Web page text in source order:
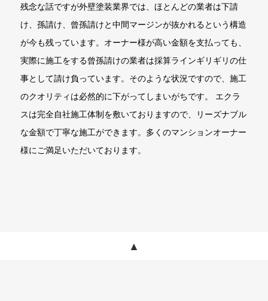
残念な話ですが外壁塗装業界では、ほとんどの業者は下請
け、孫請け、曾孫請けと中間マージンが抜かれるという構造
が今も残っています。オーナー様が高い金額を支払っても、
実際に施工をする曾孫請けの業者は採算ラインギリギリの仕
事として請け負っています。そのような状況ですので、施工
のクオリティは必然的に下がってしまいがちです。 エクラ
スは完全自社施工体制を敷いておりますので、リーズナブル
な金額で丁寧な施工ができます。多くのマンションオーナー
様にご満足いただいております。